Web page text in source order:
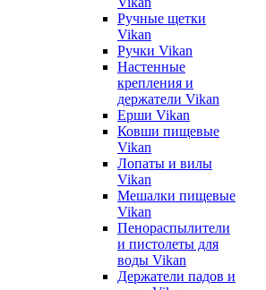
Ручные щетки
Vikan
Ручки Vikan
Настенные
крепления и
держатели Vikan
Ерши Vikan
Ковши пищевые
Vikan
Лопаты и вилы
Vikan
Мешалки пищевые
Vikan
Пенораспылители
и пистолеты для
воды Vikan
Держатели падов и